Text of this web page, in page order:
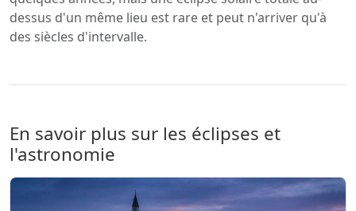
dessus d'un même lieu est rare et peut n'arriver qu'à
des siècles d'intervalle.
En savoir plus sur les éclipses et
l'astronomie